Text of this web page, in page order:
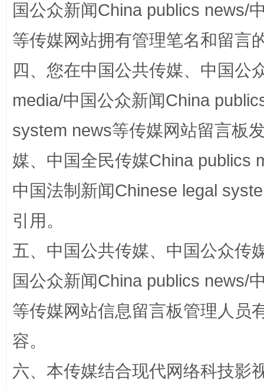
网上购药对药下症？
在谋一域中谋全局
今
国公众新闻China publics news/
等传媒网站拥有管理笔名和留言
四、您在中国公共传媒、中国公
media/中国公众新闻China
system news等传媒网站留言板
媒、中国全民传媒China publics
中国法制新闻Chinese legal
引用。
五、中国公共传媒、中国公众传
国公众新闻China publics news/
等传媒网站信息留言板管理人员
容。
六、本传媒结合现代网络科技影